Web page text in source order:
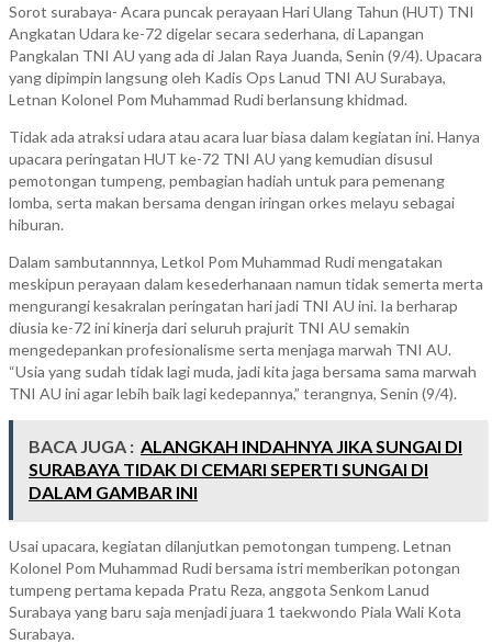
Air
Force
TNI
AU
72
Tahun
2018
tampil
sederhana
Sorot surabaya- Acara puncak perayaan Hari Ulang Tahun (HUT) TNI
Angkatan Udara ke-72 digelar secara sederhana, di Lapangan
Pangkalan TNI AU yang ada di Jalan Raya Juanda, Senin (9/4). Upacara
yang dipimpin langsung oleh Kadis Ops Lanud TNI AU Surabaya,
Letnan Kolonel Pom Muhammad Rudi berlansung khidmad.
Tidak ada atraksi udara atau acara luar biasa dalam kegiatan ini. Hanya
upacara peringatan HUT ke-72 TNI AU yang kemudian disusul
pemotongan tumpeng, pembagian hadiah untuk para pemenang
lomba, serta makan bersama dengan iringan orkes melayu sebagai
hiburan.
Dalam sambutannnya, Letkol Pom Muhammad Rudi mengatakan
meskipun perayaan dalam kesederhanaan namun tidak semerta merta
mengurangi kesakralan peringatan hari jadi TNI AU ini. Ia berharap
diusia ke-72 ini kinerja dari seluruh prajurit TNI AU semakin
mengedepankan profesionalisme serta menjaga marwah TNI AU.
“Usia yang sudah tidak lagi muda, jadi kita jaga bersama sama marwah
TNI AU ini agar lebih baik lagi kedepannya,” terangnya, Senin (9/4).
BACA JUGA : ALANGKAH INDAHNYA JIKA SUNGAI DI
SURABAYA TIDAK DI CEMARI SEPERTI SUNGAI DI
DALAM GAMBAR INI
Usai upacara, kegiatan dilanjutkan pemotongan tumpeng. Letnan
Kolonel Pom Muhammad Rudi bersama istri memberikan potongan
tumpeng pertama kepada Pratu Reza, anggota Senkom Lanud
Surabaya yang baru saja menjadi juara 1 taekwondo Piala Wali Kota
Surabaya.